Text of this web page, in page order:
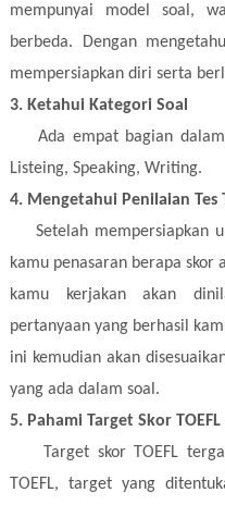
mempunyai model soal,
berbeda. Dengan
mempersiapkan diri serta
3. Ketahui Kategori Soal
Ada empat bagian dalam
Listeing, Speaking, Writing.
4. Mengetahui Penilaian Tes
Setelah mempersiapkan
kamu penasaran berapa skor
kamu kerjakan akan
pertanyaan yang berhasil
ini kemudian akan
yang ada dalam soal.
5. Pahami Target Skor TOEFL
Target skor TOEFL
TOEFL, target yang